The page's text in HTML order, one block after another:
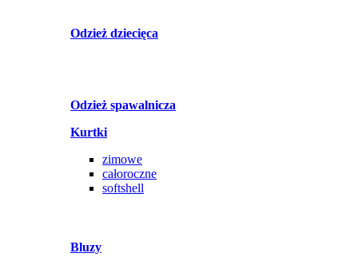
Odzież dziecięca
Odzież spawalnicza
Kurtki
zimowe
całoroczne
softshell
Bluzy